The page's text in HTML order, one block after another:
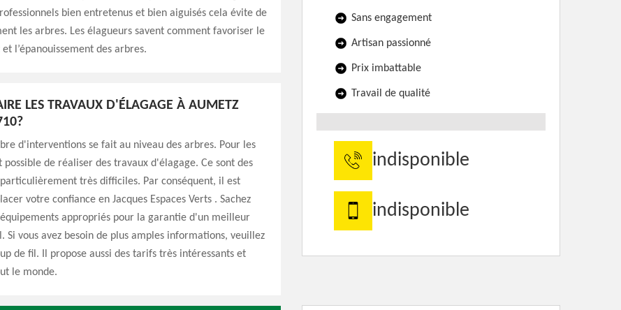
bien entretenus et bien aiguisés cela évite de
les arbres. Les élagueurs savent comment favoriser le
l’épanouissement des arbres.
LES TRAVAUX D'ÉLAGAGE À AUMETZ
d'interventions se fait au niveau des arbres. Pour les
de réaliser des travaux d'élagage. Ce sont des
très difficiles. Par conséquent, il est
votre confiance en Jacques Espaces Verts . Sachez
appropriés pour la garantie d'un meilleur
Si vous avez besoin de plus amples informations, veuillez
de fil. Il propose aussi des tarifs très intéressants et
le monde.
Sans engagement
Artisan passionné
Prix imbattable
Travail de qualité
indisponible
indisponible